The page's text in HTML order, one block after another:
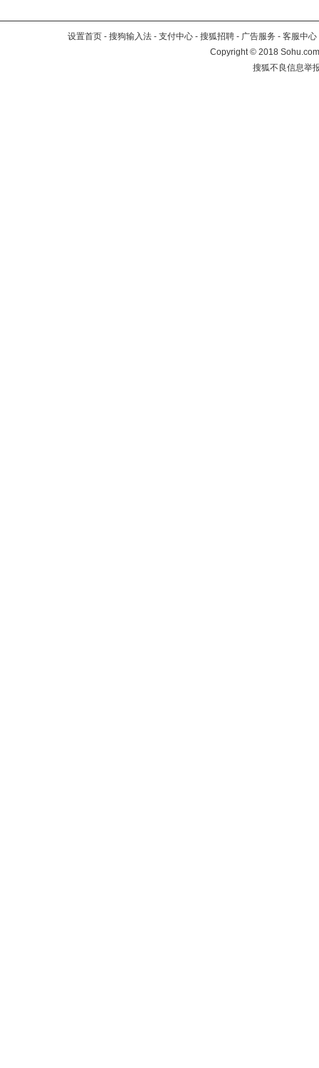
设置首页 - 搜狗输入法 - 支付中心 - 搜狐招聘 - 广告服务 - 客服中心
Copyright©2018
搜狐不良信息举